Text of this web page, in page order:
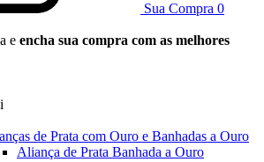
Sua Compra 0
e encha sua compra com as melhores
de Prata com Ouro e Banhadas a Ouro
Aliança de Prata Banhada a Ouro